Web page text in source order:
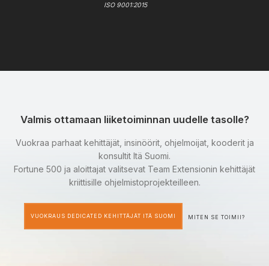
ISO 9001:2015
Valmis ottamaan liiketoiminnan uudelle tasolle?
Vuokraa parhaat kehittäjät, insinöörit, ohjelmoijat, kooderit ja
konsultit Itä Suomi.
Fortune 500 ja aloittajat valitsevat Team Extensionin kehittäjät
kriittisille ohjelmistoprojekteilleen.
VUOKRAUS DEDICATED KEHITTÄJÄT ITÄ SUOMI MITEN SE TOIMII?